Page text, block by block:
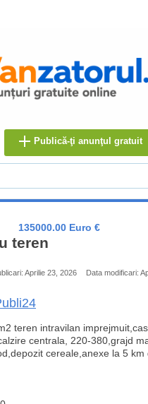
Publică-ţi anunţul gratuit
135000.00 Euro €
teren
Aprilie 23, 2026 Data modificari:
teren intravilan
centrala, 220-380,grajd
cereale,anexe la 5 km